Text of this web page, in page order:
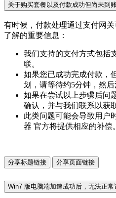
关于购买套餐以及付款成功但尚未到
有时候，付款处理通过支付网
了解的重要信息：
我们支持的支付方式包括
联。
如果您已成功完成付款，
划，请等待约5分钟，然后
如果在尝试以上步骤后问
确认，并与我们联系以获
此类问题可能会导致用户
器 官方将提供相应的补偿。
分享标题链接 分享页面链接
Win7 版电脑端加速成功后，无法正常